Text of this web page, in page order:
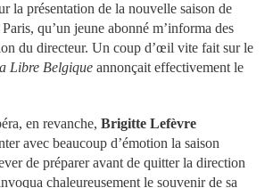
la présentation de la nouvelle saison de
qu’un jeune abonné m’informa des
du directeur. Un coup d’œil vite fait sur le
Libre Belgique annonçait effectivement le
en revanche, Brigitte Lefèvre
avec beaucoup d’émotion la saison
de préparer avant de quitter la direction
chaleureusement le souvenir de sa